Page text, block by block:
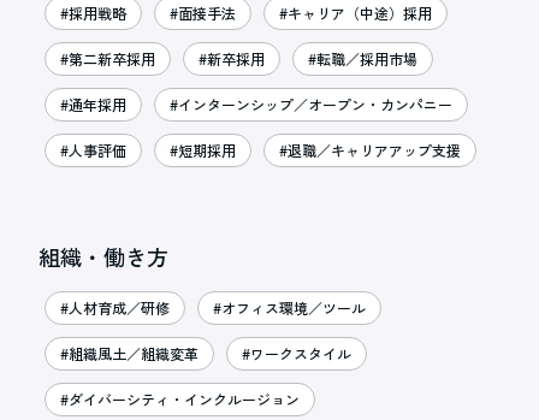
#採用戦略 #面接手法 #キャリア（中途）採用
#第二新卒採用 #新卒採用 #転職／採用市場
#通年採用 #インターンシップ／オープン・カンパニー
#人事評価 #短期採用 #退職／キャリアアップ支援
組織・働き方
#人材育成／研修 #オフィス環境／ツール
#組織風土／組織変革 #ワークスタイル
#ダイバーシティ・インクルージョン